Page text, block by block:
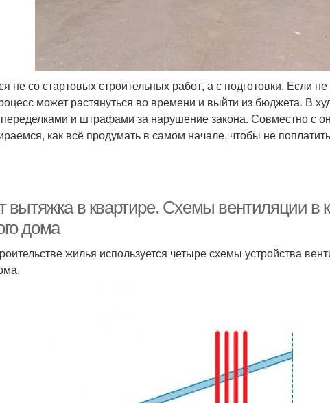
не со стартовых строительных работ, а с подготовки. Если
может растянуться во времени и выйти из бюджета. В
и штрафами за нарушение закона. Совместно с
как всё продумать в самом начале, чтобы не
вытяжка в квартире. Схемы вентиляции в
дома
жилья используется четыре схемы устройства